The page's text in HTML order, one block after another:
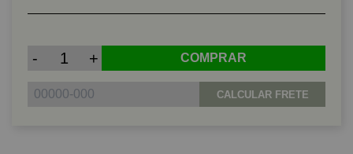
- + COMPRAR
CALCULAR FRETE